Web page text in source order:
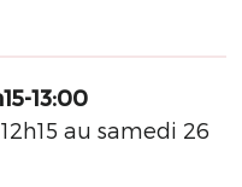
13:00
au samedi 26